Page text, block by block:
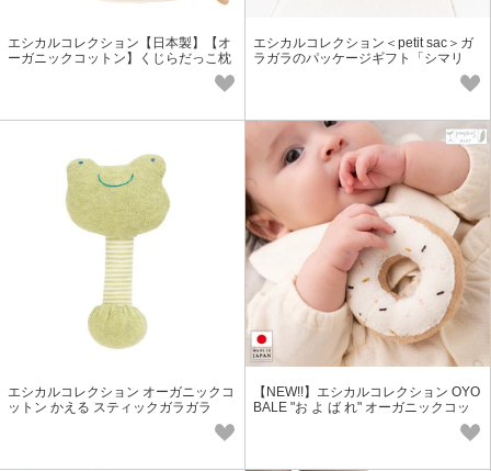
エシカルコレクション【日本製】【オ
ーガニックコットン】くじらだっこ枕
エシカルコレクション＜petit sac＞ガ
ラガラのパッケージギフト「シマリ
ス」国産オーガニックコットン100％
エシカルコレクション オーガニックコ
ットン かえる スティックガラガラ
【NEW!!】エシカルコレクション OYO
BALE "お よ ば れ" オーガニックコッ